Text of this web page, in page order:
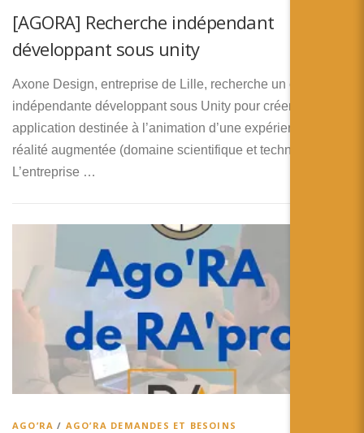
[AGORA] Recherche indépendant
développant sous unity
Axone Design, entreprise de Lille, recherche un ou une
indépendante développant sous Unity pour créer une
application destinée à l’animation d’une expérience de
réalité augmentée (domaine scientifique et technique).
L’entreprise …
AGO’RA / AGO’RA DEMANDES ET BESOINS